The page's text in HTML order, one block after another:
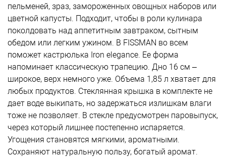
пельменей, зраз, замороженных овощных наборов или
цветной капусты. Подходит, чтобы в роли кулинара
поколдовать над аппетитным завтраком, сытным
обедом или легким ужином. В FISSMAN во всем
поможет кастрюлька Iron elegance. Ее форма
напоминает классическую трапецию. Дно 16 см –
широкое, верх немного уже. Объема 1,85 л хватает для
любых продуктов. Стеклянная крышка в комплекте не
дает воде выкипать, но задержаться излишкам влаги
тоже не позволяет. В стекле предусмотрен паровыпуск,
через который лишнее постепенно испаряется.
Угощения становятся мягкими, ароматными.
Сохраняют натуральную пользу, богатый аромат.